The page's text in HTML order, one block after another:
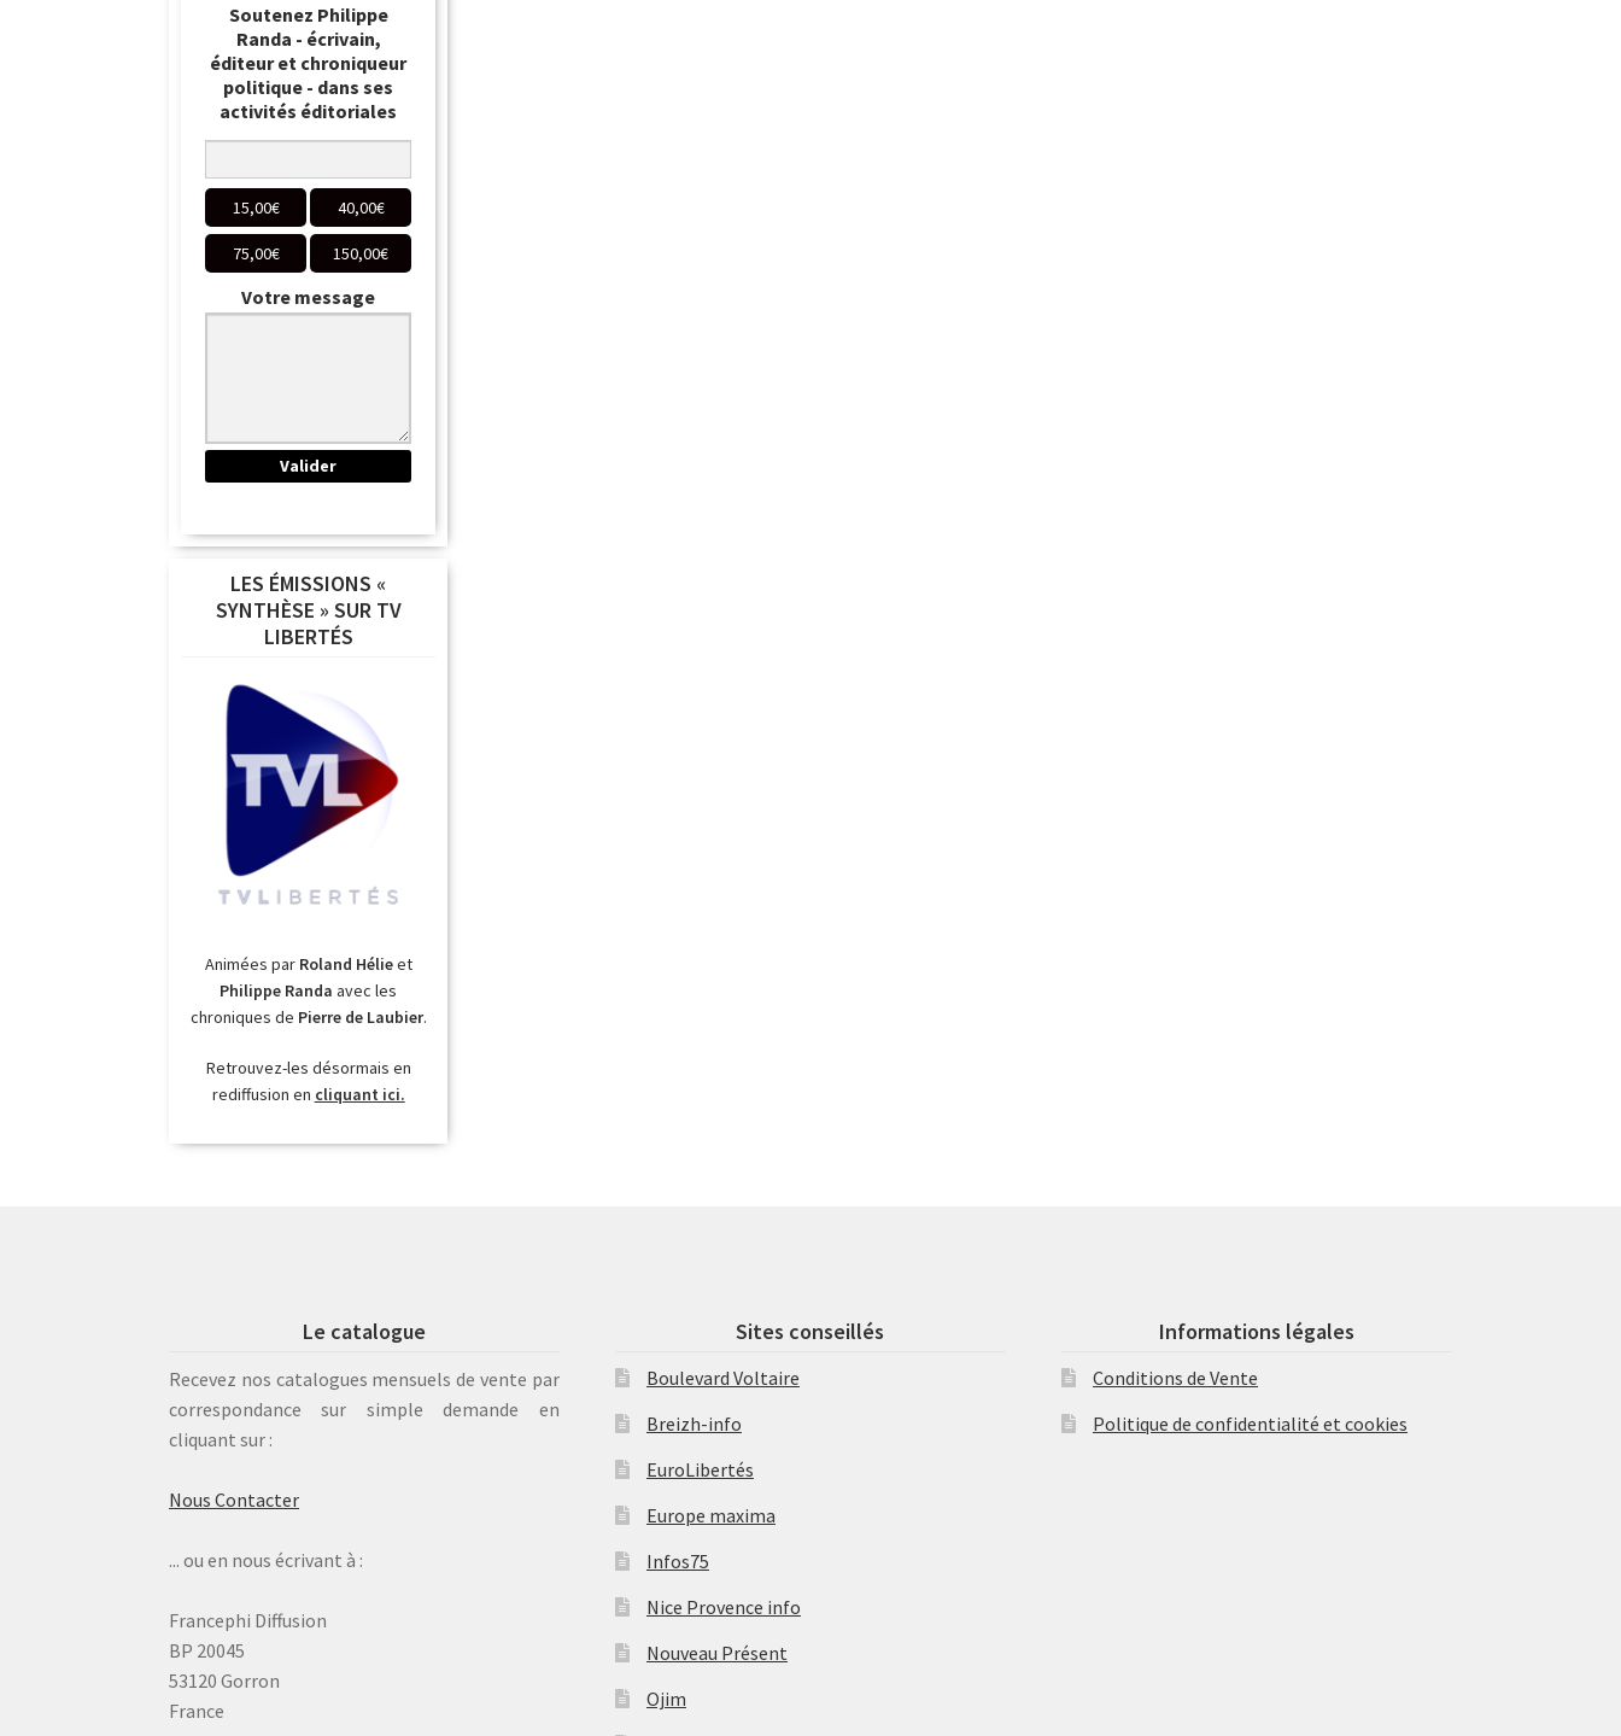
Soutenez Philippe
Randa - écrivain,
éditeur et chroniqueur
politique - dans ses
activités éditoriales
15,00€ 40,00€
75,00€ 150,00€
Votre message
LES ÉMISSIONS «
SYNTHÈSE » SUR TV
LIBERTÉS
Animées par Roland Hélieet
Philippe Randa avec les
chroniques de Pierre de Laubier.
Retrouvez-les désormais en
rediffusion en cliquant ici.
Le catalogue
Recevez nos catalogues mensuels de vente par
correspondance sur simple demande en
cliquant sur :
Nous Contacter
... ou en nous écrivant à :
Francephi Diffusion
BP 20045
53120 Gorron
France
Sites conseillés
Boulevard Voltaire
Breizh-info
EuroLibertés
Europe maxima
Infos75
Nice Provence info
Nouveau Présent
Ojim
Informations légales
Conditions de Vente
Politique de confidentialité et cookies